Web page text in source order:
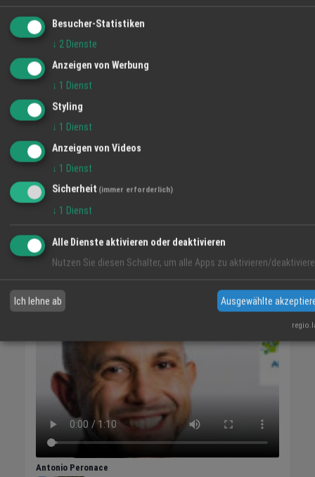
Energieversorgung von morgen kennen.
Freuen Sie sich auf Lösungen die Spaß
handfeste Vorteile garantieren! Ihre Ines
Pfütze und Michael Pfütze
SA
35° / 18°
VIDEO-TIPP
Antonio Peronace
Besucher-Statistiken
↓ 2 Dienste
Anzeigen von Werbung
↓ 1 Dienst
Styling
↓ 1 Dienst
Anzeigen von Videos
↓ 1 Dienst
Sicherheit (immer erforderlich)
↓ 1 Dienst
Alle Dienste aktivieren oder deaktivieren
Nutzen Sie diesen Schalter, um alle Apps zu aktivieren/
Ich lehne ab Ausgewählte